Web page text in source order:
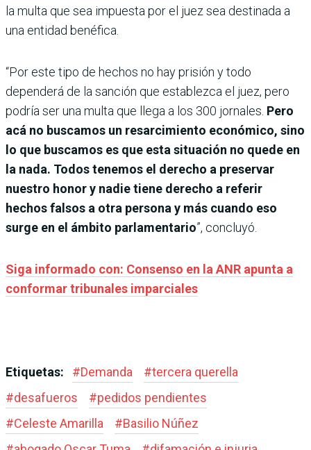
la multa que sea impuesta por el juez sea destinada a
una entidad benéfica.
“Por este tipo de hechos no hay prisión y todo
dependerá de la sanción que establezca el juez, pero
podría ser una multa que llega a los 300 jornales. Pero
acá no buscamos un resarcimiento económico, sino
lo que buscamos es que esta situación no quede en
la nada. Todos tenemos el derecho a preservar
nuestro honor y nadie tiene derecho a referir
hechos falsos a otra persona y más cuando eso
surge en el ámbito parlamentario”, concluyó.
Siga informado con: Consenso en la ANR apunta a
conformar tribunales imparciales
Etiquetas: #Demanda #tercera querella
#desafueros #pedidos pendientes
#Celeste Amarilla #Basilio Núñez